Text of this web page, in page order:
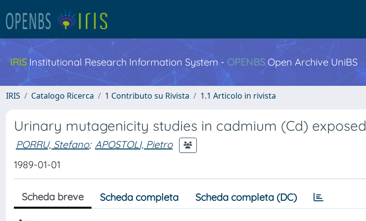
IRIS Institutional Research Information System - OPENBS Open Archive UniBS
IRIS Catalogo Ricerca 1 Contributo su Rivista 1.1 Articolo in rivista
Urinary mutagenicity studies in cadmium (Cd)
PORRU, Stefano; APOSTOLI, Pietro
1989-01-01
Scheda breve Scheda completa Scheda completa (DC)